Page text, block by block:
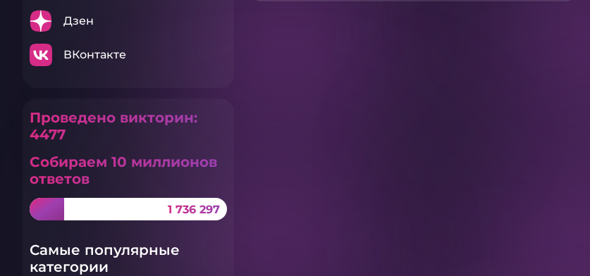
Дзен
ВКонтакте
Проведено викторин:
4477
Собираем 10 миллионов
ответов
1 736 297
Самые популярные
категории